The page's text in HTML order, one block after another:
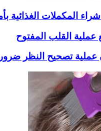
المكملات الغذائية
عملية القلب المفتوح
تصحيح النظر